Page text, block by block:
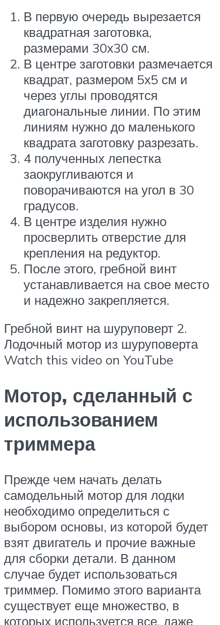
В первую очередь вырезается
квадратная заготовка,
размерами 30х30 см.
В центре заготовки размечается
квадрат, размером 5х5 см и
через углы проводятся
диагональные линии. По этим
линиям нужно до маленького
квадрата заготовку разрезать.
4 полученных лепестка
заокругливаются и
поворачиваются на угол в 30
градусов.
В центре изделия нужно
просверлить отверстие для
крепления на редуктор.
После этого, гребной винт
устанавливается на свое место
и надежно закрепляется.
Гребной винт на шуруповерт 2.
Лодочный мотор из шуруповерта
Watch this video on YouTube
Мотор, сделанный с
использованием
триммера
Прежде чем начать делать
самодельный мотор для лодки
необходимо определиться с
выбором основы, из которой будет
взят двигатель и прочие важные
для сборки детали. В данном
случае будет использоваться
триммер. Помимо этого варианта
существует еще множество, в
которых используется все, даже